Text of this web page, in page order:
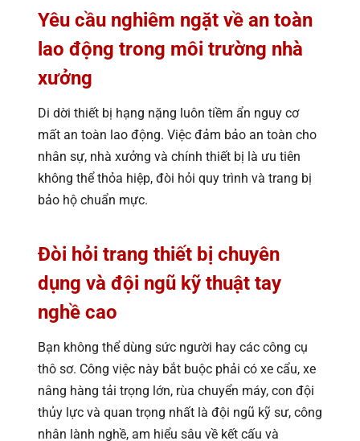
Yêu cầu nghiêm ngặt về an toàn
lao động trong môi trường nhà
xưởng
Di dời thiết bị hạng nặng luôn tiềm ẩn nguy cơ
mất an toàn lao động. Việc đảm bảo an toàn cho
nhân sự, nhà xưởng và chính thiết bị là ưu tiên
không thể thỏa hiệp, đòi hỏi quy trình và trang bị
bảo hộ chuẩn mực.
Đòi hỏi trang thiết bị chuyên
dụng và đội ngũ kỹ thuật tay
nghề cao
Bạn không thể dùng sức người hay các công cụ
thô sơ. Công việc này bắt buộc phải có xe cẩu, xe
nâng hàng tải trọng lớn, rùa chuyển máy, con đội
thủy lực và quan trọng nhất là đội ngũ kỹ sư, công
nhân lành nghề, am hiểu sâu về kết cấu và